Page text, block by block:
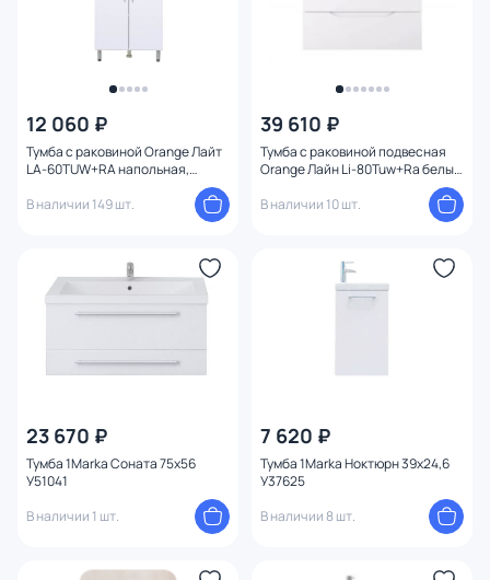
12 060 ₽
Тумба с раковиной Orange Лайт
LA-60TUW+RA напольная,
В наличии 149 шт.
39 610 ₽
Тумба с раковиной подвесная
Orange Лайн Li-80Tuw+Ra белый
В наличии 10 шт.
23 670 ₽
Тумба 1Marka Соната 75х56
У51041
В наличии 1 шт.
7 620 ₽
Тумба 1Marka Ноктюрн 39х24,6
У37625
В наличии 8 шт.